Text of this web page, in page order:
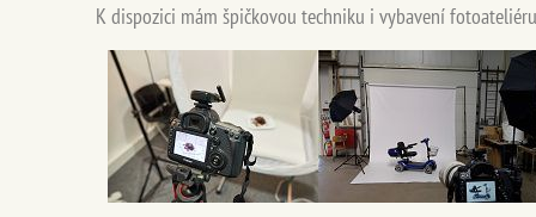
K dispozici mám špičkovou techniku i vybavení